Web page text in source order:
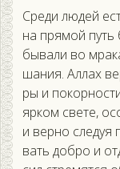
Сре­ди лю­дей
на пря­мой
быва­ли во
шания. Ал­лах
ры и
яр­ком све­те,
и вер­но
вать доб­ро и